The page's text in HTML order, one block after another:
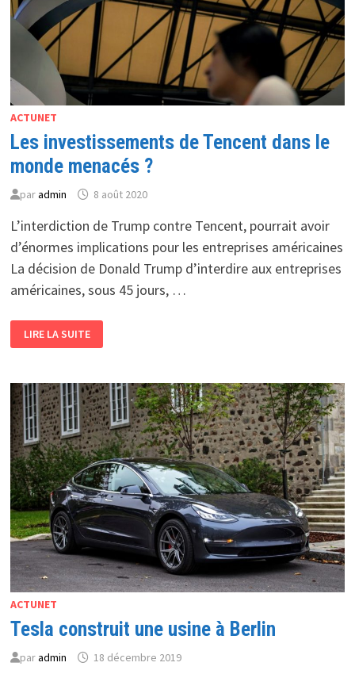
ACTUNET
Les investissements de Tencent dans le
monde menacés ?
paradmin 8 août 2020
L’interdiction de Trump contre Tencent, pourrait avoir
d’énormes implications pour les entreprises américaines
La décision de Donald Trump d’interdire aux entreprises
américaines, sous 45 jours, …
INVESTISSEMENTS
DE
LE
MONDE
MENACÉS ?
LIRE LA SUITE
ACTUNET
Tesla construit une usine à Berlin
paradmin 18 décembre 2019